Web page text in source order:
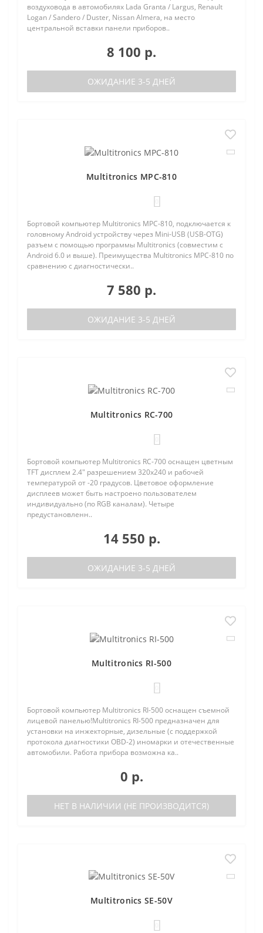
воздуховода в автомобилях Lada Granta / Largus, Renault
Logan / Sandero / Duster, Nissan Almera, на место
центральной вставки панели приборов..
8 100 р.
ОЖИДАНИЕ 3-5 ДНЕЙ
Multitronics MPC-810
Бортовой компьютер Multitronics MPC-810, подключается к
головному Android устройству через Mini-USB (USB-OTG)
разъем с помощью программы Multitronics (совместим с
Android 6.0 и выше). Преимущества Multitronics MPC-810 по
сравнению с диагностически..
7 580 р.
ОЖИДАНИЕ 3-5 ДНЕЙ
Multitronics RC-700
Бортовой компьютер Multitronics RC-700 оснащен цветным
TFT дисплем 2.4" разрешением 320х240 и рабочей
температурой от -20 градусов. Цветовое оформление
дисплеев может быть настроено пользователем
индивидуально (по RGB каналам). Четыре
предустановленн..
14 550 р.
ОЖИДАНИЕ 3-5 ДНЕЙ
Multitronics RI-500
Бортовой компьютер Multitronics RI-500 оснащен съемной
лицевой панелью!Multitronics RI-500 предназначен для
установки на инжекторные, дизельные (с поддержкой
протокола диагностики OBD-2) иномарки и отечественные
автомобили. Работа прибора возможна ка..
0 р.
НЕТ В НАЛИЧИИ (НЕ ПРОИЗВОДИТСЯ)
Multitronics SE-50V